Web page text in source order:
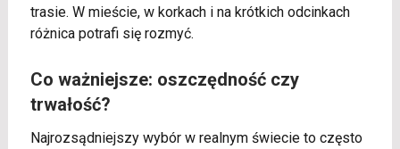
trasie. W mieście, w korkach i na krótkich odcinkach
różnica potrafi się rozmyć.
Co ważniejsze: oszczędność czy
trwałość?
Najrozsądniejszy wybór w realnym świecie to często